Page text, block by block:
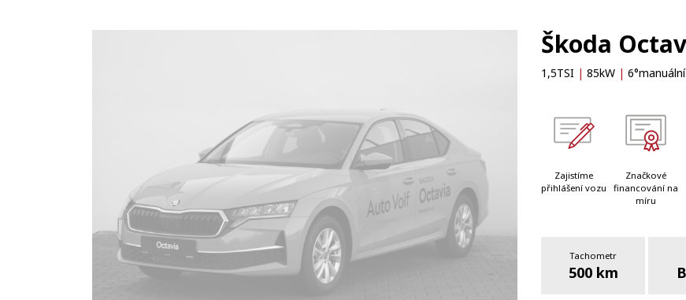
Škoda
1,5TSI | 85kW | 6°manuální
Zajistíme
přihlášení vozu
Značkové
financování na
míru
Tachometr
500 km